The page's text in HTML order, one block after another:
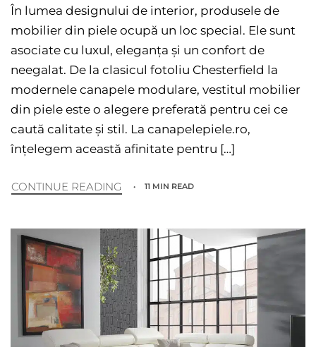
În lumea designului de interior, produsele de
mobilier din piele ocupă un loc special. Ele sunt
asociate cu luxul, eleganța și un confort de
neegalat. De la clasicul fotoliu Chesterfield la
modernele canapele modulare, vestitul mobilier
din piele este o alegere preferată pentru cei ce
caută calitate și stil. La canapelepiele.ro,
înțelegem această afinitate pentru […]
CONTINUE READING 11 MIN READ